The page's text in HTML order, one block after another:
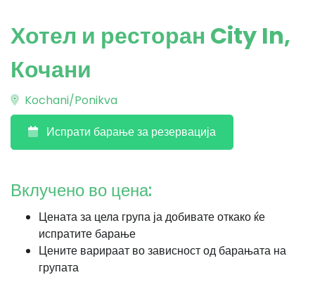
Хотел и ресторан City In,
Кочани
Kochani/Ponikva
Испрати барање за резервација
Вклучено во цена:
Цената за цела група ја добивате откако ќе
испратите барање
Цените варираат во зависност од барањата на
групата